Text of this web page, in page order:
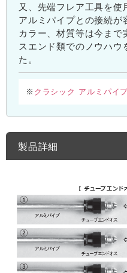
又、先端フレア工具を
アルミパイプとの接続が
カラー、材質等は今まで
スエンド類でのノウハウ
た。
※ クラシック アルミパイ
製品詳細